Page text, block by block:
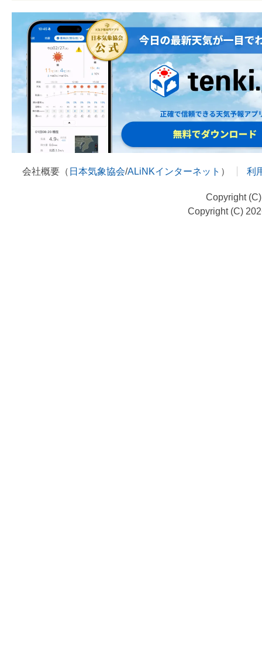
会社概要（ 日本気象協会/ALiNKインターネット ） 利
Copyright
Copyright (C)